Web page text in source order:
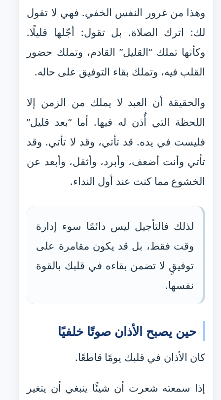
وهذا من غرور النفس الخفي. فهي لا تقول
لك: اترك الصلاة. بل تقول: أجّلها قليلًا.
وكأنها تملك “القليل” القادم، وتملك حضور
القلب فيه، وتملك بقاء التوفيق على حاله.
والحقيقة أن العبد لا يملك من الزمن إلا
اللحظة التي أُذن له فيها. أما “بعد قليل”
فليست في يده. قد تأتي، وقد لا تأتي. وقد
تأتي وأنت أضعف، وأبرد، وأثقل، وأبعد عن
الخشوع مما كنت عند أول النداء.
لذلك فالتأجيل ليس دائمًا سوء إدارة
وقت فقط، بل قد يكون مقامرة على
توفيقٍ لا تضمن بقاءه في قلبك بالقوة
نفسها.
حين يصبح الأذان صوتًا خلفيًا
كان الأذان في قلبك يومًا قاطعًا.
إذا سمعته شعرت أن شيئًا ينبغي أن يتغير